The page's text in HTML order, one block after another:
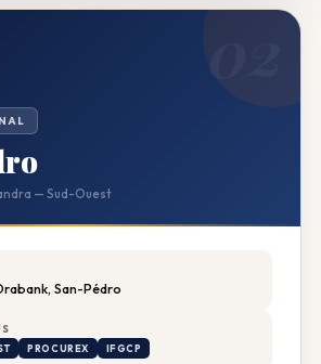
02
— Sud-Ouest
San-Pédro
PROCUREX IFGCP